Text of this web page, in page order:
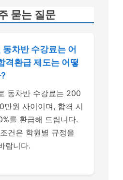
묻는 질문
차반 수강료는 어
격환급 제도는 어떻
동차반 수강료는 200
만원 사이이며, 합격 시
를 환급해 드립니다.
건은 학원별 규정을
랍니다.